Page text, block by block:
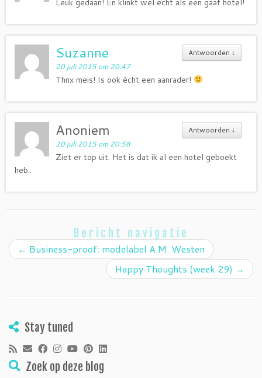
Antwoorden ↓
Suzanne
20 juli 2015 om 20:47
Thnx meis! Is ook écht een aanrader!
Antwoorden ↓
Anoniem
20 juli 2015 om 20:58
Ziet er top uit. Het is dat ik al een hotel geboekt
heb..
Bericht navigatie
← Business-proof: modelabel A.M. Westen
Happy Thoughts (week 29) →
Stay tuned
Zoek op deze blog